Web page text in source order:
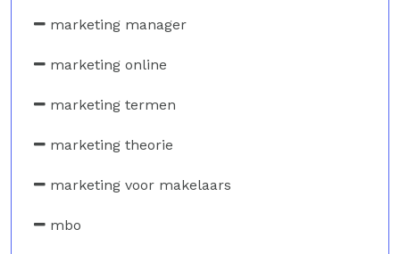
marketing manager
marketing online
marketing termen
marketing theorie
marketing voor makelaars
mbo